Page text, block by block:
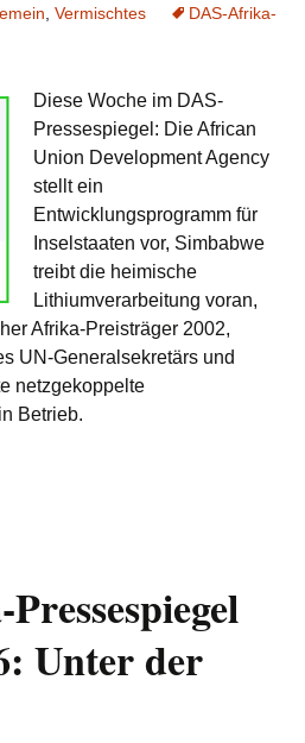
Vermischtes
DAS-Afrika-
Diese Woche im DAS-
Pressespiegel: Die African
Union Development Agency
stellt ein
Entwicklungsprogramm für
Inselstaaten vor, Simbabwe
treibt die heimische
Lithiumverarbeitung voran,
Afrika-Preisträger 2002,
UN-Generalsekretärs und
netzgekoppelte
Betrieb.
KW 31/2026: Grüne Pfade?
Unter der